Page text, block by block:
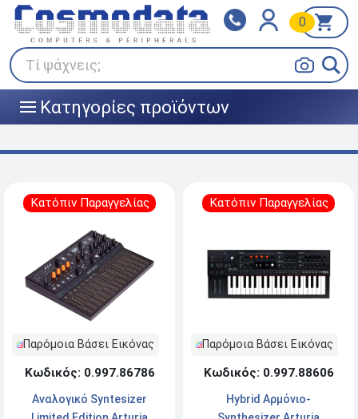
Τί ψάχνεις;
0
||| Κατηγορίες προϊόντων
Klarna
Πληρώστε σε 3
άτοκες δόσεις
BOX NOW
Κατόπιν Παραγγελίας
Παρόμοια Βάσει Εικόνας
Κωδικός: 0.997.86786
Αναλογικό Syntesizer
Κατόπιν Παραγγελίας
Παρόμοια Βάσει Εικόνας
Κωδικός: 0.997.88606
Hybrid Αρμόνιο-